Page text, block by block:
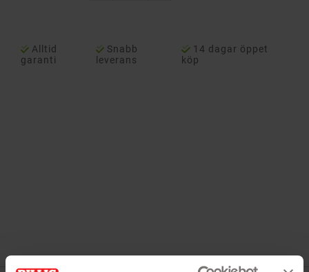
Alltid
garanti
Snabb
leverans
14 dagar öppet
köp